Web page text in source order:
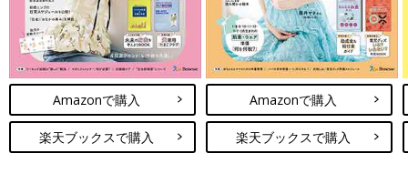
２ 新しい布おむつを敷く
手でおしりを持ち上げ、汚れた布おむつを抜き取ります。おしり
を持ったまま、もう片方の手で、たたんでおいた新しい布おむつ
を、おしりの下に差し入れます。
３ 布おむつを股に当てる
Amazonで購入
楽天ブックスで購入
Amazonで購入
楽天ブックスで購入